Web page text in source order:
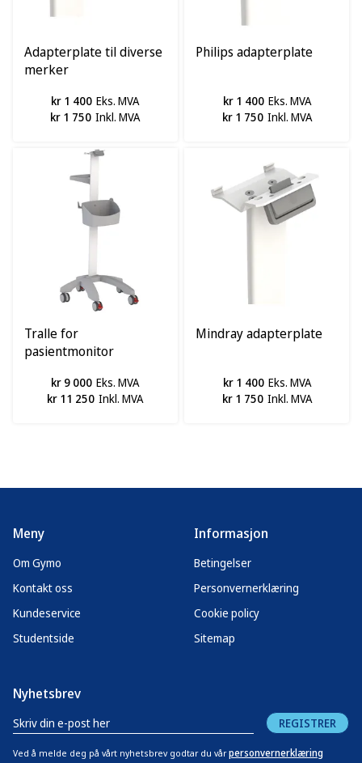
Adapterplate til diverse
merker
kr 1 400 Eks. MVA
kr 1 750 Inkl. MVA
Philips adapterplate
kr 1 400 Eks. MVA
kr 1 750 Inkl. MVA
Tralle for
pasientmonitor
kr 9 000 Eks. MVA
kr 11 250 Inkl. MVA
Mindray adapterplate
kr 1 400 Eks. MVA
kr 1 750 Inkl. MVA
Meny
Om Gymo
Kontakt oss
Kundeservice
Studentside
Informasjon
Betingelser
Personvernerklæring
Cookie policy
Sitemap
Nyhetsbrev
REGISTRER
Ved å melde deg på vårt nyhetsbrev godtar du vår personvernerklæring